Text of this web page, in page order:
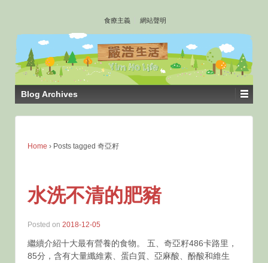
TO
MAIN
CONTENT
食療主義 網站聲明
Blog Archives
Home › Posts tagged 奇亞籽
水洗不清的肥豬
Posted on 2018-12-05
繼續介紹十大最有營養的食物。 五、奇亞籽486卡路里，
85分，含有大量纖維素、蛋白質、亞麻酸、酚酸和維生